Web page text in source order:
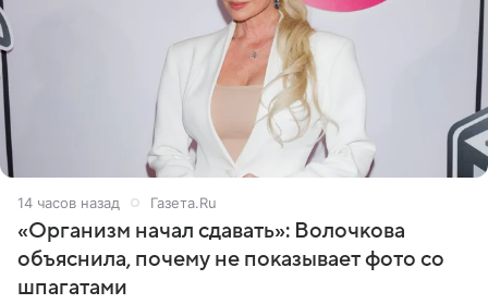
14 часов назад Газета.Ru
«Организм начал сдавать»: Волочкова
объяснила, почему не показывает фото со
шпагатами